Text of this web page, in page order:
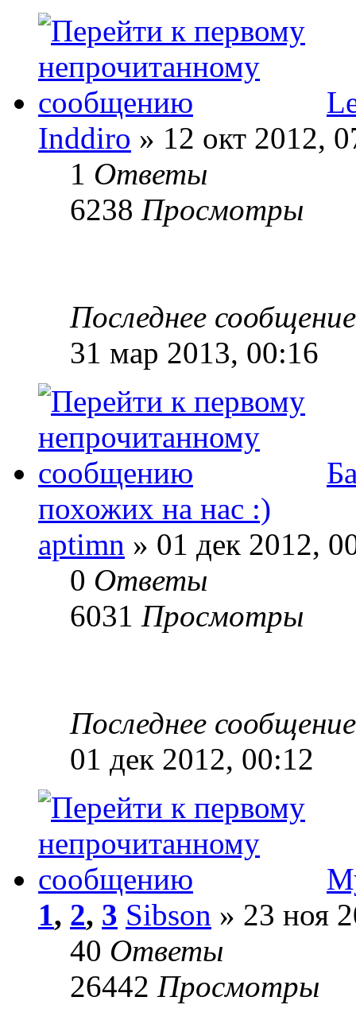
Inddiro » 12 окт 2012,
1 Ответы
6238 Просмотры
Последнее
31 мар 2013, 00:16
похожих на нас :)
aptimn » 01 дек 2012,
0 Ответы
6031 Просмотры
Последнее
01 дек 2012, 00:12
1, 2, 3 Sibson » 23 ноя
40 Ответы
26442 Просмотры